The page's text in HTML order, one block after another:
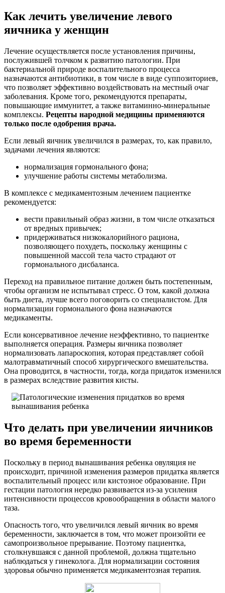
Как лечить увеличение левого
яичника у женщин
Лечение осуществляется после установления причины,
послужившей толчком к развитию патологии. При
бактериальной природе воспалительного процесса
назначаются антибиотики, в том числе в виде суппозиториев,
что позволяет эффективно воздействовать на местный очаг
заболевания. Кроме того, рекомендуются препараты,
повышающие иммунитет, а также витаминно-минеральные
комплексы. Рецепты народной медицины применяются
только после одобрения врача.
Если левый яичник увеличился в размерах, то, как правило,
задачами лечения являются:
нормализация гормонального фона;
улучшение работы системы метаболизма.
В комплексе с медикаментозным лечением пациентке
рекомендуется:
вести правильный образ жизни, в том числе отказаться
от вредных привычек;
придерживаться низкокалорийного рациона,
позволяющего похудеть, поскольку женщины с
повышенной массой тела часто страдают от
гормонального дисбаланса.
Переход на правильное питание должен быть постепенным,
чтобы организм не испытывал стресс. О том, какой должна
быть диета, лучше всего поговорить со специалистом. Для
нормализации гормонального фона назначаются
медикаменты.
Если консервативное лечение неэффективно, то пациентке
выполняется операция. Размеры яичника позволяет
нормализовать лапароскопия, которая представляет собой
малотравматичный способ хирургического вмешательства.
Она проводится, в частности, тогда, когда придаток изменился
в размерах вследствие развития кисты.
Что делать при увеличении яичников
во время беременности
Поскольку в период вынашивания ребенка овуляция не
происходит, причиной изменения размеров придатка является
воспалительный процесс или кистозное образование. При
гестации патология нередко развивается из-за усиления
интенсивности процессов кровообращения в области малого
таза.
Опасность того, что увеличился левый яичник во время
беременности, заключается в том, что может произойти ее
самопроизвольное прерывание. Поэтому пациентка,
столкнувшаяся с данной проблемой, должна тщательно
наблюдаться у гинеколога. Для нормализации состояния
здоровья обычно применяется медикаментозная терапия.